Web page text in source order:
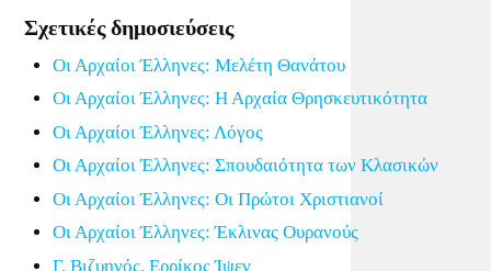
Σχετικές δημοσιεύσεις
Οι Αρχαίοι Έλληνες: Μελέτη Θανάτου
Οι Αρχαίοι Έλληνες: Η Αρχαία Θρησκευτικότητα
Οι Αρχαίοι Έλληνες: Λόγος
Οι Αρχαίοι Έλληνες: Σπουδαιότητα των Κλασικών
Οι Αρχαίοι Έλληνες: Οι Πρώτοι Χριστιανοί
Οι Αρχαίοι Έλληνες: Έκλινας Ουρανούς
Γ. Βιζυηνός, Ερρίκος Ίψεν